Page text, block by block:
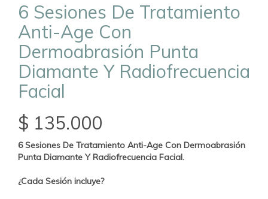
6 Sesiones De Tratamiento
Anti-Age Con
Dermoabrasión Punta
Diamante Y Radiofrecuencia
Facial
$ 135.000
6 Sesiones De Tratamiento Anti-Age Con Dermoabrasión
Punta Diamante Y Radiofrecuencia Facial.
¿Cada Sesión incluye?